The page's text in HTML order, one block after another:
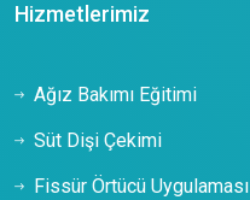
Hizmetlerimiz
Ağız Bakımı Eğitimi
Süt Dişi Çekimi
Fissür Örtücü Uygulaması